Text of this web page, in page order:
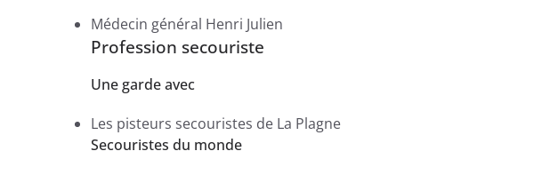
Médecin général Henri Julien
Profession secouriste
Une garde avec
Les pisteurs secouristes de La Plagne
Secouristes du monde